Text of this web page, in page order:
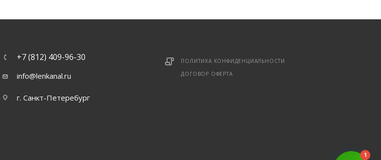
+7 (812) 409-96-30
info@lenkanal.ru
г. Санкт-Петеребург
ПОЛИТИКА КОНФИДЕНЦИАЛЬНОСТИ
ДОГОВОР ОФЕРТА
1